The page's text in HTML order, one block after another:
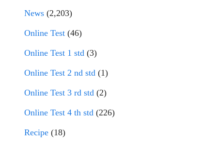
News (2,203)
Online Test (46)
Online Test 1 std (3)
Online Test 2 nd std (1)
Online Test 3 rd std (2)
Online Test 4 th std (226)
Recipe (18)